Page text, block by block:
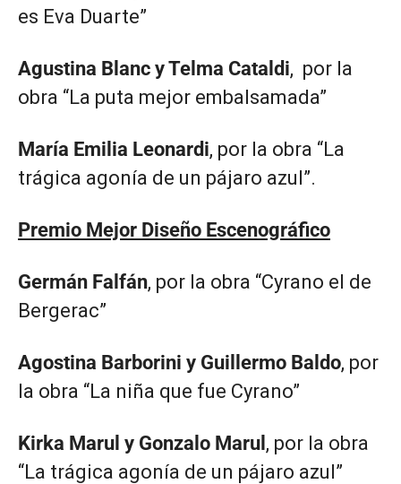
es Eva Duarte”
Agustina Blanc y Telma Cataldi, por la
obra “La puta mejor embalsamada”
María Emilia Leonardi, por la obra “La
trágica agonía de un pájaro azul”.
Premio Mejor Diseño Escenográfico
Germán Falfán, por la obra “Cyrano el de
Bergerac”
Agostina Barborini y Guillermo Baldo, por
la obra “La niña que fue Cyrano”
Kirka Marul y Gonzalo Marul , por la obra
“La trágica agonía de un pájaro azul”